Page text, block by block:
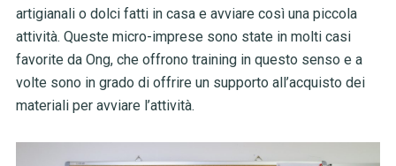
artigianali o dolci fatti in casa e avviare così una piccola
attività. Queste micro-imprese sono state in molti casi
favorite da Ong, che offrono training in questo senso e a
volte sono in grado di offrire un supporto all’acquisto dei
materiali per avviare l’attività.